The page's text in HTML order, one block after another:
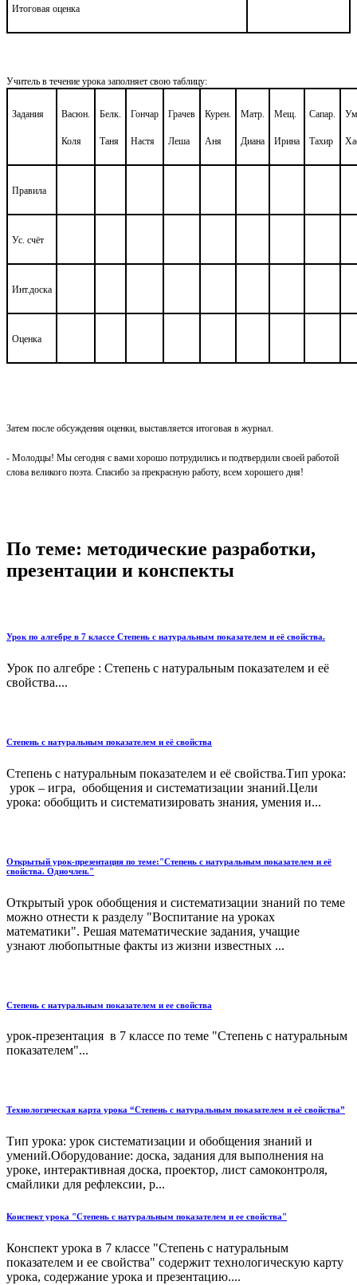
Итоговая оценка
Учитель в течение урока заполняет свою таблицу:
Задания Васюн.
Коля
Белк.
Таня
Гончар
Настя
Грачев
Леша
Курен.
Аня
Матр.
Диана
Мещ.
Ирина
Сапар.
Тахир
Правила
Ус. счёт
Инт.доска
Оценка
Затем после обсуждения оценки, выставляется итоговая в журнал.
- Молодцы! Мы сегодня с вами хорошо потрудились и подтвердили своей работой
слова великого поэта. Спасибо за прекрасную работу, всем хорошего дня!
По теме: методические разработки,
презентации и конспекты
Урок по алгебре в 7 классе Степень с натуральным показателем и её свойства.
Урок по алгебре : Степень с натуральным показателем и её
свойства....
Степень с натуральным показателем и её свойства
Степень с натуральным показателем и её свойства.Тип урока:
урок – игра, обобщения и систематизации знаний.Цели
урока: обобщить и систематизировать знания, умения и...
Открытый урок-презентация по теме:"Степень с натуральным показателем и её
свойства. Одночлен."
Открытый урок обобщения и систематизации знаний по теме
можно отнести к разделу "Воспитание на уроках
математики". Решая математические задания, учащие
узнают любопытные факты из жизни известных ...
Степень с натуральным показателем и ее свойства
урок-презентация в 7 классе по теме "Степень с натуральным
показателем"...
Технологическая карта урока “Степень с натуральным показателем и её свойства”
Тип урока: урок систематизации и обобщения знаний и
умений.Оборудование: доска, задания для выполнения на
уроке, интерактивная доска, проектор, лист самоконтроля,
смайлики для рефлексии, р...
Конспект урока "Степень с натуральным показателем и ее свойства"
Конспект урока в 7 классе "Степень с натуральным
показателем и ее свойства" содержит технологическую карту
урока, содержание урока и презентацию....